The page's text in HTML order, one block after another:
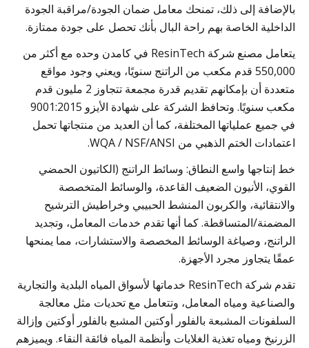
بالإضافة إلى ذلك، تمنحك معامل ضمان الجودة/مراقبة الجودة
الداخلية الخاصة بهم راحة البال بأنك تحصل على جودة ممتازة.
يتعامل مصنع شركة ResinTech في كامدن وحده مع أكثر من
550,000 قدم مكعب من الراتنج سنويًا، ويعني وجود مواقع
متعددة أن بإمكانهم تقديم قدرة مجمعة تتجاوز 2 مليون قدم
مكعب سنويًا. وتحافظ الشركة على شهادة الأيزو 9001:2015
في جميع عملياتها المختلفة، كما أن العديد من منتجاتها تحمل
اعتمادات الختم الذهبي من WQA / NSF/ANSI.
خط إنتاجها واسع النطاق: وسائط الراتنج (الكاتيون الحمضي
القوي، الأنيون الضعيف القاعدة، والوسائط المتخصصة
والانتقائية، والكربون المنشط الحبيبي وخراطيش الترشيح
المضمنة/المتساقطة. كما أنها تقدم خدمات المعامل، وتجديد
الراتنج، وصياغة الوسائط المخصصة والاستشارات، مما يمنحها
عمقًا يتجاوز مجرد الأجهزة.
تقدم شركة ResinTech خدماتها لأسواق المياه البلدية والتجارية
والصناعية ومياه المعامل، وتتعامل مع تحديات مثل معالجة
السلفونات المشبعة بالفلور أوكتين المشبع بالفلور أوكتين وإزالة
الزرنيخ ومياه تغذية الغلايات وأنظمة المياه فائقة النقاء. ويميزهم